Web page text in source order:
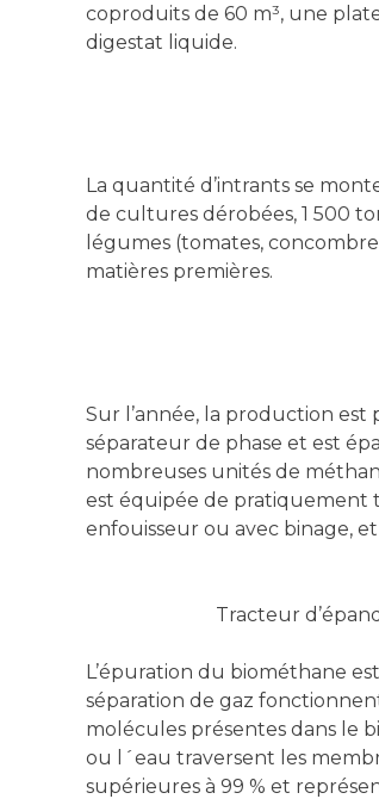
coproduits de 60 m³, une
digestat liquide.
La quantité d’intrants se
de cultures dérobées, 1 500
légumes (tomates,
matières premières.
Sur l’année, la production
séparateur de phase et est
nombreuses unités de
est équipée de pratiquement
enfouisseur ou avec binage,
Tracteur
L’épuration du biométhane
séparation de gaz
molécules présentes dans le
ou l´eau traversent les
supérieures à 99 % et